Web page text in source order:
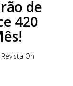
de
420
On